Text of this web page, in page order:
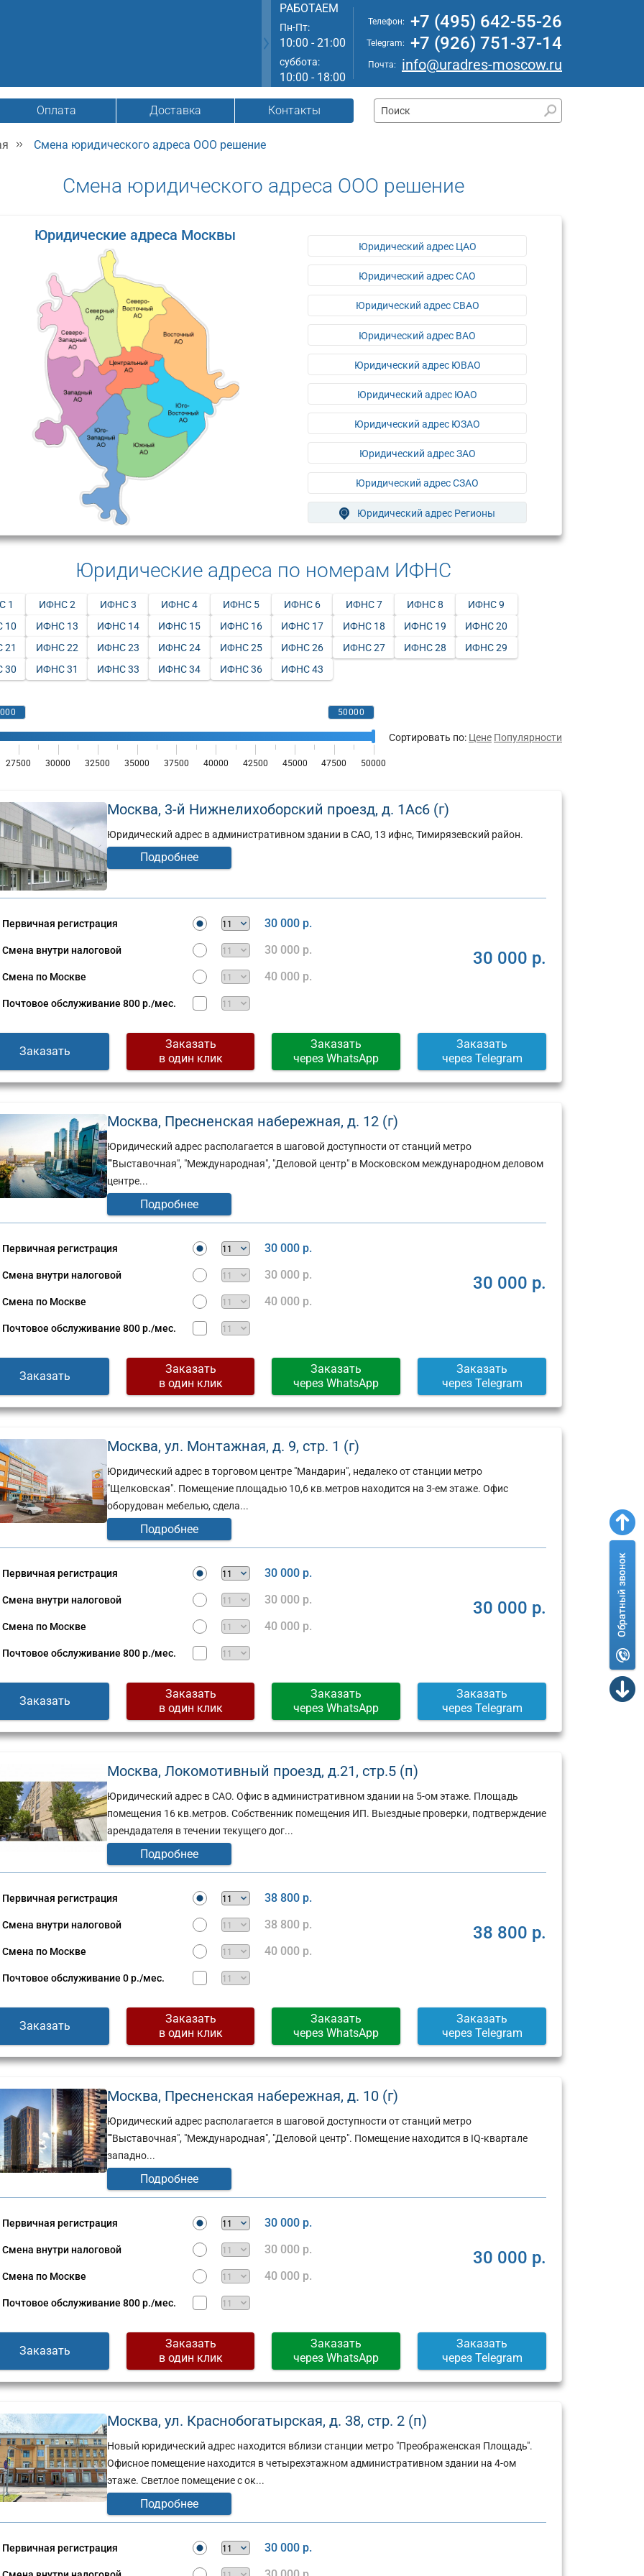
РАБОТАЕМ
Пн-Пт:
10:00 - 21:00
суббота:
10:00 - 18:00
Телефон: +7 (495) 642-55-26
Telegram: +7 (926) 751-37-14
Почта: info@uradres-moscow.ru
Оплата Доставка Контакты
Юридический
стр.
(г)
Москва,
Смена юридического адреса ООО решение
Смена юридического адреса ООО решение
Юридические адреса Москвы
Юридический адрес ЦАО
Юридический адрес САО
Юридический адрес СВАО
Юридический адрес ВАО
Юридический адрес ЮВАО
Юридический адрес ЮАО
Юридический адрес ЮЗАО
Юридический адрес ЗАО
Юридический адрес СЗАО
Юридический адрес Регионы
Юридические адреса по номерам ИФНС
1 ИФНС 2 ИФНС 3 ИФНС 4 ИФНС 5 ИФНС 6 ИФНС 7 ИФНС 8
ИФНС 9
10
ИФНС 13 ИФНС 14 ИФНС 15 ИФНС 16 ИФНС 17 ИФНС 18 ИФНС 19
ИФНС 20
21
ИФНС 22 ИФНС 23 ИФНС 24 ИФНС 25 ИФНС 26 ИФНС 27 ИФНС 28
ИФНС 29
30
ИФНС 31 ИФНС 33 ИФНС 34 ИФНС 36 ИФНС 43
Сортировать по: Цене Популярности
Москва, 3-й Нижнелихоборский проезд, д. 1Ас6 (г)
Юридический адрес в административном здании в САО, 13 ифнс, Тимирязевский район.
Подробнее
Первичная регистрация 30 000 р.
Смена внутри налоговой 30 000 р.
Смена по Москве 40 000 р.
Почтовое обслуживание 800 р./мес.
30 000 р.
Заказать
Заказать
в один клик
Заказать
через WhatsApp
Заказать
через Telegram
Москва, Пресненская набережная, д. 12 (г)
Юридический адрес располагается в шаговой доступности от станций метро
""Выставочная", "Международная", "Деловой центр" в Московском международном деловом
центре...
Подробнее
Первичная регистрация 30 000 р.
Смена внутри налоговой 30 000 р.
Смена по Москве 40 000 р.
Почтовое обслуживание 800 р./мес.
30 000 р.
Заказать
Заказать
в один клик
Заказать
через WhatsApp
Заказать
через Telegram
Москва, ул. Монтажная, д. 9, стр. 1 (г)
Юридический адрес в торговом центре "Мандарин", недалеко от станции метро
"Щелковская". Помещение площадью 10,6 кв.метров находится на 3-ем этаже. Офис
оборудован мебелью, сдела...
Подробнее
Первичная регистрация 30 000 р.
Смена внутри налоговой 30 000 р.
Смена по Москве 40 000 р.
Почтовое обслуживание 800 р./мес.
30 000 р.
Заказать
Заказать
в один клик
Заказать
через WhatsApp
Заказать
через Telegram
Москва, Локомотивный проезд, д.21, стр.5 (п)
Юридический адрес в САО. Офис в административном здании на 5-ом этаже. Площадь
помещения 16 кв.метров. Собственник помещения ИП. Выездные проверки, подтверждение
арендадателя в течении текущего дог...
Подробнее
Первичная регистрация 38 800 р.
Смена внутри налоговой 38 800 р.
Смена по Москве 40 000 р.
Почтовое обслуживание 0 р./мес.
38 800 р.
Заказать
Заказать
в один клик
Заказать
через WhatsApp
Заказать
через Telegram
Москва, Пресненская набережная, д. 10 (г)
Юридический адрес располагается в шаговой доступности от станций метро
""Выставочная", "Международная", "Деловой центр". Помещение находится в IQ-квартале
западно...
Подробнее
Первичная регистрация 30 000 р.
Смена внутри налоговой 30 000 р.
Смена по Москве 40 000 р.
Почтовое обслуживание 800 р./мес.
30 000 р.
Заказать
Заказать
в один клик
Заказать
через WhatsApp
Заказать
через Telegram
Москва, ул. Краснобогатырская, д. 38, стр. 2 (п)
Новый юридический адрес находится вблизи станции метро "Преображенская Площадь".
Офисное помещение находится в четырехэтажном административном здании на 4-ом
этаже. Светлое помещение с ок...
Подробнее
Первичная регистрация 30 000 р.